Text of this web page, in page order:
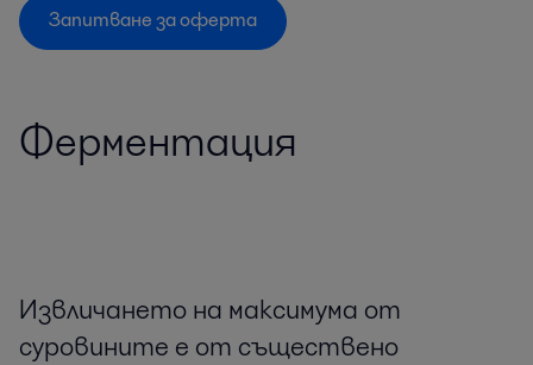
Запитване за оферта
Ферментация
Извличането на максимума от
суровините е от съществено